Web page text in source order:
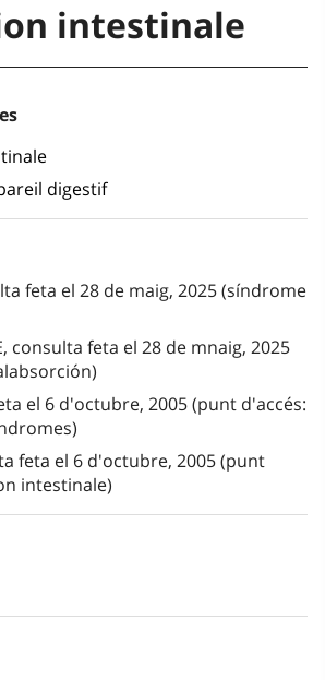
intestinale
digestif
feta el 28 de maig, 2025 (síndrome
consulta feta el 28 de mnaig, 2025
el 6 d'octubre, 2005 (punt d'accés:
feta el 6 d'octubre, 2005 (punt
intestinale)